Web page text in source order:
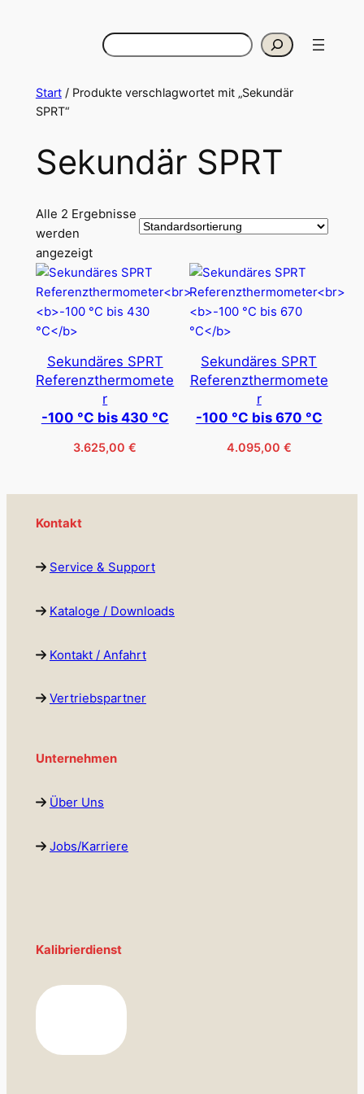
Suchen
Start/ Produkte verschlagwortet mit „Sekundär
SPRT“
Sekundär SPRT
Alle 2 Ergebnisse
werden
angezeigt
Sekundäres SPRT
Referenzthermomete
r
-100 °C bis 430 °C
3.625,00€
Sekundäres SPRT
Referenzthermomete
r
-100 °C bis 670 °C
4.095,00 €
Kontakt
Service & Support
Kataloge / Downloads
Kontakt / Anfahrt
Vertriebspartner
Unternehmen
Über Uns
Jobs/Karriere
Kalibrierdienst